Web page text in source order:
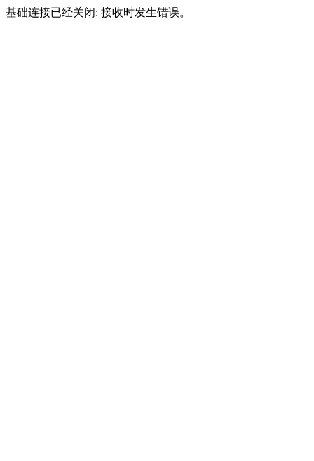
基础连接已经关闭: 接收时发生错误。